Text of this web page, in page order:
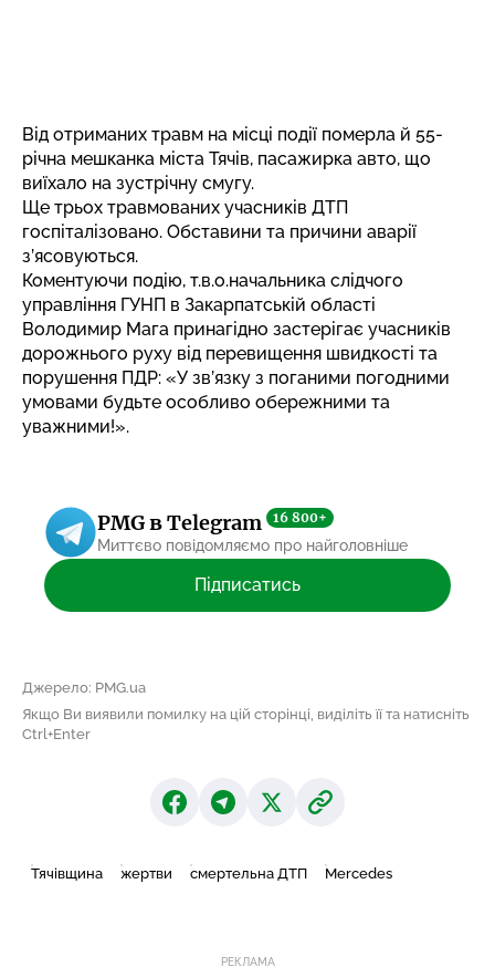
Від отриманих травм на місці події померла й 55-
річна мешканка міста Тячів, пасажирка авто, що
виїхало на зустрічну смугу.
Ще трьох травмованих учасників ДТП
госпіталізовано. Обставини та причини аварії
з’ясовуються.
Коментуючи подію, т.в.о.начальника слідчого
управління ГУНП в Закарпатській області
Володимир Мага принагідно застерігає учасників
дорожнього руху від перевищення швидкості та
порушення ПДР: «У зв’язку з поганими погодними
умовами будьте особливо обережними та
уважними!».
PMG в Telegram 16 800+
Миттєво повідомляємо про найголовніше
Підписатись
Джерело: PMG.ua
Якщо Ви виявили помилку на цій сторінці, виділіть її та натисніть
Ctrl+Enter
Тячівщина жертви смертельна ДТП Mercedes
РЕКЛАМА